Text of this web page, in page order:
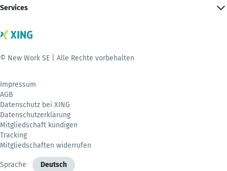
Services
© New Work SE | Alle Rechte vorbehalten
Impressum
AGB
Datenschutz bei XING
Datenschutzerklärung
Mitgliedschaft kündigen
Tracking
Mitgliedschaften widerrufen
Sprache Deutsch